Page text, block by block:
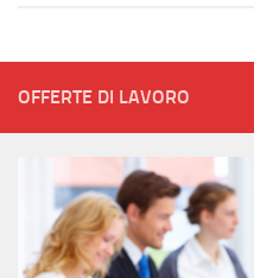
OFFERTE DI LAVORO